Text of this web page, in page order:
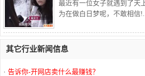
最近有一位女子就遇到了天
为在做白日梦呢，不敢相信!...
其它行业新闻信息
· 告诉你-开网店卖什么最赚钱？